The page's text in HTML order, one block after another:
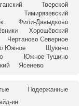
Тверской
Тимирязевский
Фили-Давыдково
Хорошёвский
Чертаново Северное
Южное
Щукино
Южное Тушино
Ясенево
Подержанные
ин